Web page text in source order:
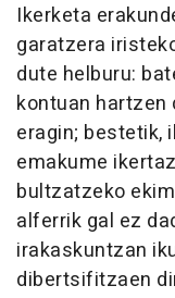
Ikerketa
garatzera
dute helburu:
kontuan hartzen
eragin; bestetik,
emakume
bultzatzeko
alferrik gal ez
irakaskuntzan
dibertsifitzaen